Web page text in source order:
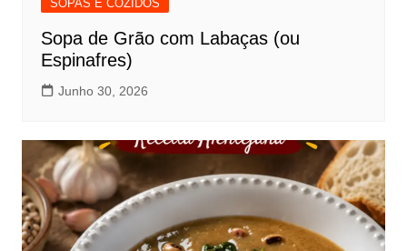
SOPAS E COZIDOS
Sopa de Grão com Labaças (ou
Espinafres)
Junho 30, 2026